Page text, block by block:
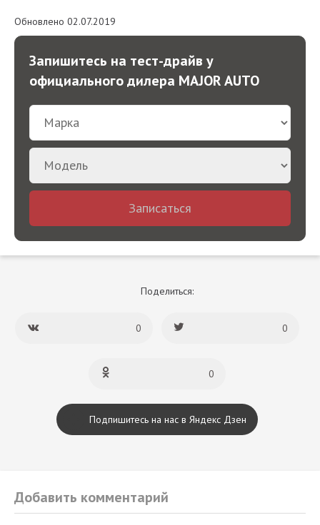
Обновлено 02.07.2019
Запишитесь на тест-драйв у
официального дилера MAJOR AUTO
Записаться
Поделиться:
0 0
0
Подпишитесь на нас в Яндекс Дзен
Добавить комментарий